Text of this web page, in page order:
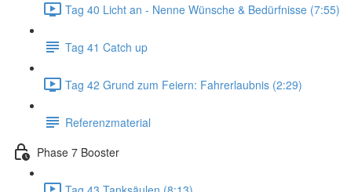
Tag 40 Licht an - Nenne Wünsche & Bedürfnisse (7:55)
Tag 41 Catch up
Tag 42 Grund zum Feiern: Fahrerlaubnis (2:29)
Referenzmaterial
Phase 7 Booster